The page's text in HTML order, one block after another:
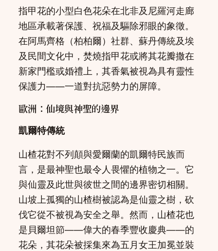
指甲花的小型白色花朵在北非及尼羅河走廊
地區承載著保護、祝福及驅除邪眼的象徵。
在阿馬齊格（柏柏爾）社群、蘇丹傳統及埃
及民間文化中，焚燒指甲花或將其花瓣撒在
新家門檻或婚禮上，其香氣被視為具有靈性
保護力——一道對抗惡勢力的屏障。
歐洲：仙境與神聖的邊界
凱爾特傳統
山楂花對不列顛與愛爾蘭的凱爾特民族而
言，是最神聖也最令人畏懼的植物之一。它
與仙靈及此世與彼世之間的邊界密切相關。
山坡上孤獨的山楂樹被認為是仙靈之樹，砍
伐它從不被視為安全之舉。然而，山楂花也
是貝爾坦節——偉大的春季豐收慶典——的
花朵，其花朵被採集來為五月女王加冕並裝